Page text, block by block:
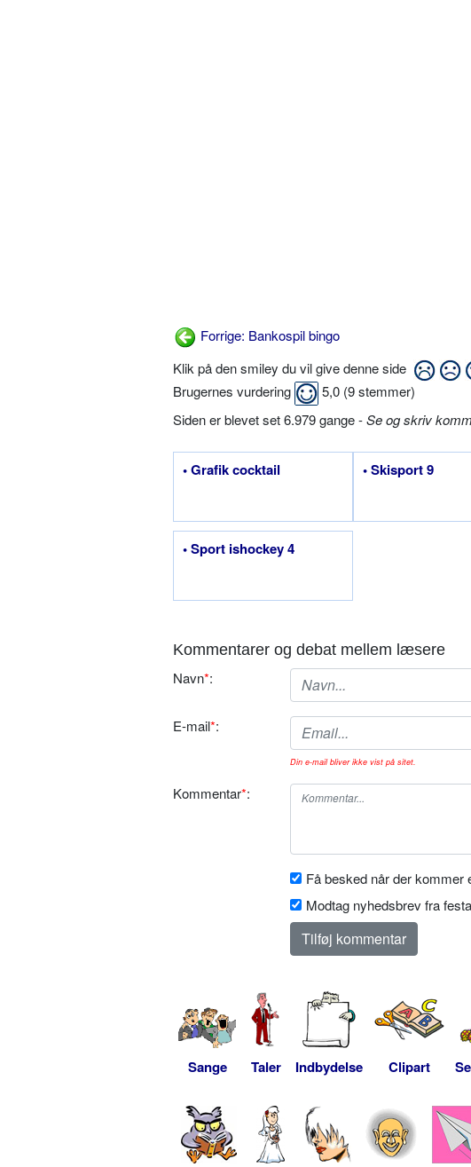
Forrige: Bankospil bingo
Klik på den smiley du vil give denne side
Brugernes vurdering
5,0 (9stemmer)
Siden er blevet set 6.979 gange -Se og skriv
• Grafik cocktail • Skisport 9
• Sport ishockey 4
Kommentarer og debat mellem læsere
Navn*:
E-mail*:
Din e-mail bliver ikke vist på sitet.
Kommentar*:
Få besked når der kommer
Modtag nyhedsbrev fra
Sange Taler Indbydelse Clipart